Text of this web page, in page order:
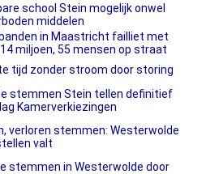
school Stein mogelijk onwel
middelen
in Maastricht failliet met
miljoen, 55 mensen op straat
tijd zonder stroom door storing
stemmen Stein tellen definitief
Kamerverkiezingen
verloren stemmen: Westerwolde
valt
stemmen in Westerwolde door